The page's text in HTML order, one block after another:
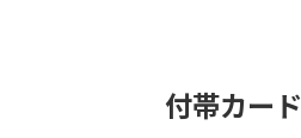
付帯カード